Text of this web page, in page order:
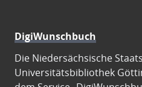
DigiWunschbuch
Die Niedersächsische
Universitätsbibliothek